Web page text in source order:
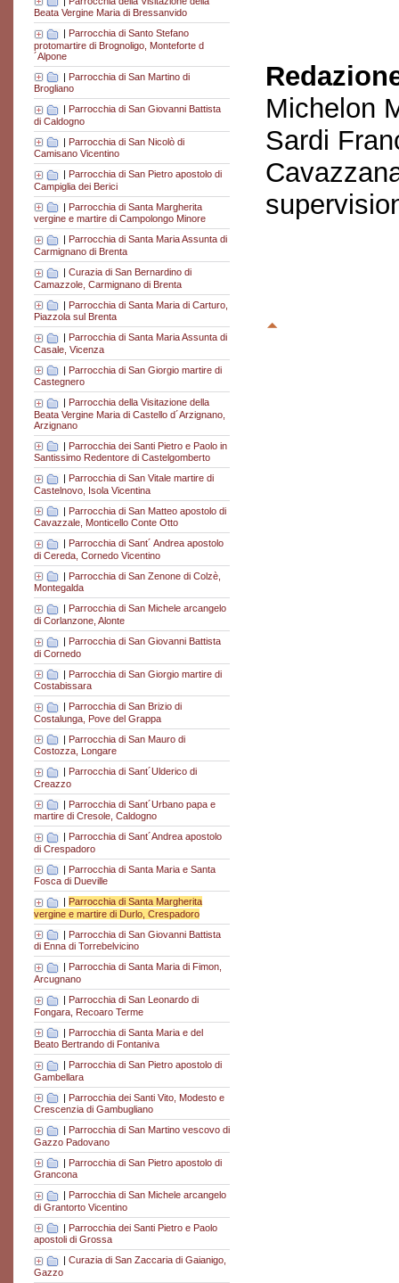
Beata Vergine Maria di Bressanvido
| Parrocchia di Santo Stefano
protomartire di Brognoligo, Monteforte d
´Alpone
| Parrocchia di San Martino di
Brogliano
Parrocchia di San Giovanni Battista
di Caldogno
| Parrocchia di San Nicolò di
Camisano Vicentino
Parrocchia di San Pietro apostolo di
Campiglia dei Berici
| Parrocchia di Santa Margherita
vergine e martire di Campolongo Minore
Parrocchia di Santa Maria Assunta di
Carmignano di Brenta
| Curazia di San Bernardino di
Camazzole, Carmignano di Brenta
| Parrocchia di Santa Maria di Carturo,
Piazzola sul Brenta
| Parrocchia di Santa Maria Assunta di
Casale, Vicenza
| Parrocchia di San Giorgio martire di
Castegnero
| Parrocchia della Visitazione della
Beata Vergine Maria di Castello d´Arzignano,
Arzignano
| Parrocchia dei Santi Pietro e Paolo in
Santissimo Redentore di Castelgomberto
Parrocchia di San Vitale martire di
Castelnovo, Isola Vicentina
| Parrocchia di San Matteo apostolo di
Cavazzale, Monticello Conte Otto
Parrocchia di Sant´ Andrea apostolo
di Cereda, Cornedo Vicentino
| Parrocchia di San Zenone di Colzè,
Montegalda
Parrocchia di San Michele arcangelo
di Corlanzone, Alonte
| Parrocchia di San Giovanni Battista
di Cornedo
| Parrocchia di San Giorgio martire di
Costabissara
| Parrocchia di San Brizio di
Costalunga, Pove del Grappa
| Parrocchia di San Mauro di
Costozza, Longare
Parrocchia di Sant´Ulderico di
Creazzo
| Parrocchia di Sant´Urbano papa e
martire di Cresole, Caldogno
Parrocchia di Sant´Andrea apostolo
di Crespadoro
| Parrocchia di Santa Maria e Santa
Fosca di Dueville
Parrocchia di Santa Margherita
vergine e martire di Durlo, Crespadoro
| Parrocchia di San Giovanni Battista
di Enna di Torrebelvicino
Parrocchia di Santa Maria di Fimon,
Arcugnano
| Parrocchia di San Leonardo di
Fongara, Recoaro Terme
| Parrocchia di Santa Maria e del
Beato Bertrando di Fontaniva
| Parrocchia di San Pietro apostolo di
Gambellara
| Parrocchia dei Santi Vito, Modesto e
Crescenzia di Gambugliano
Parrocchia di San Martino vescovo di
Gazzo Padovano
| Parrocchia di San Pietro apostolo di
Grancona
Parrocchia di San Michele arcangelo
di Grantorto Vicentino
| Parrocchia dei Santi Pietro e Paolo
apostoli di Grossa
Curazia di San Zaccaria di Gaianigo,
Gazzo
Michelon
Sardi